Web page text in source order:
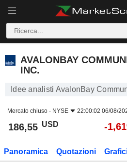
AVALONBAY
INC.
Idee analisti AvalonBay
Mercato chiuso - NYSE 22:00:02 06/08/
186,55 USD -
Panoramica Quotazioni